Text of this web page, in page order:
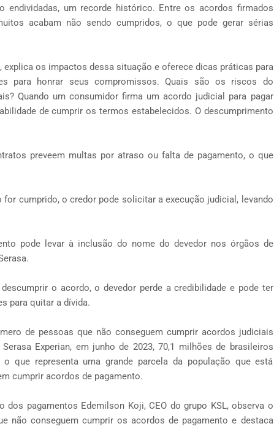
endividadas, um recorde histórico. Entre os acordos firmados
acabam não sendo cumpridos, o que pode gerar sérias
explica os impactos dessa situação e oferece dicas práticas para
para honrar seus compromissos. Quais são os riscos do
Quando um consumidor firma um acordo judicial para pagar
de cumprir os termos estabelecidos. O descumprimento
preveem multas por atraso ou falta de pagamento, o que
for cumprido, o credor pode solicitar a execução judicial, levando
pode levar à inclusão do nome do devedor nos órgãos de
o acordo, o devedor perde a credibilidade e pode ter
para quitar a dívida.
de pessoas que não conseguem cumprir acordos judiciais
Experian, em junho de 2023, 70,1 milhões de brasileiros
que representa uma grande parcela da população que está
cumprir acordos de pagamento.
dos pagamentos Edemilson Koji, CEO do grupo KSL, observa o
não conseguem cumprir os acordos de pagamento e destaca